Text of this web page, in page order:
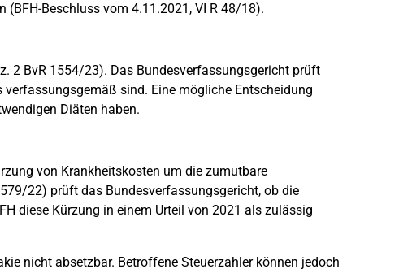
Beschluss vom 4.11.2021, VI R 48/18).
2 BvR 1554/23). Das Bundesverfassungsgericht prüft
sind. Eine mögliche Entscheidung
Diäten haben.
von Krankheitskosten um die zumutbare
22) prüft das Bundesverfassungsgericht, ob die
diese Kürzung in einem Urteil von 2021 als zulässig
nicht absetzbar. Betroffene Steuerzahler können jedoch